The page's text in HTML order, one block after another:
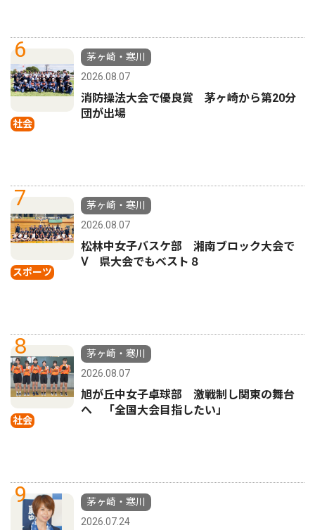
6
社会
茅ヶ崎・寒川
2026.08.07
消防操法大会で優良賞 茅ヶ崎から第20分
団が出場
7
スポーツ
茅ヶ崎・寒川
2026.08.07
松林中女子バスケ部 湘南ブロック大会で
Ⅴ 県大会でもベスト８
8
社会
茅ヶ崎・寒川
2026.08.07
旭が丘中女子卓球部 激戦制し関東の舞台
へ 「全国大会目指したい」
9
茅ヶ崎・寒川
2026.07.24